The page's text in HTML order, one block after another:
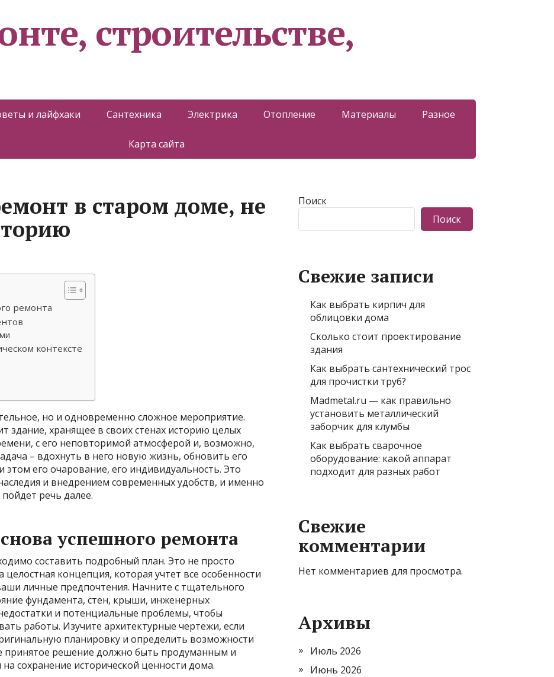
строительстве,
и лайфхаки Сантехника Электрика Отопление Материалы Разное
Карта сайта
в старом доме, не
ремонта
контексте
но и одновременно сложное мероприятие.
здание, хранящее в своих стенах историю целых
с его неповторимой атмосферой и, возможно,
– вдохнуть в него новую жизнь, обновить его
его очарование, его индивидуальность. Это
и внедрением современных удобств, и именно
речь далее.
успешного ремонта
составить подробный план. Это не просто
концепция, которая учтет все особенности
личные предпочтения. Начните с тщательного
фундамента, стен, крыши, инженерных
и потенциальные проблемы, чтобы
работы. Изучите архитектурные чертежи, если
планировку и определить возможности
принятое решение должно быть продуманным и
сохранение исторической ценности дома.
Поиск
Поиск
Свежие записи
Как выбрать кирпич для
облицовки дома
Сколько стоит проектирование
здания
Как выбрать сантехнический трос
для прочистки труб?
Madmetal.ru — как правильно
установить металлический
заборчик для клумбы
Как выбрать сварочное
оборудование: какой аппарат
подходит для разных работ
Свежие
комментарии
Нет комментариев для просмотра.
Архивы
Июль 2026
Июнь 2026